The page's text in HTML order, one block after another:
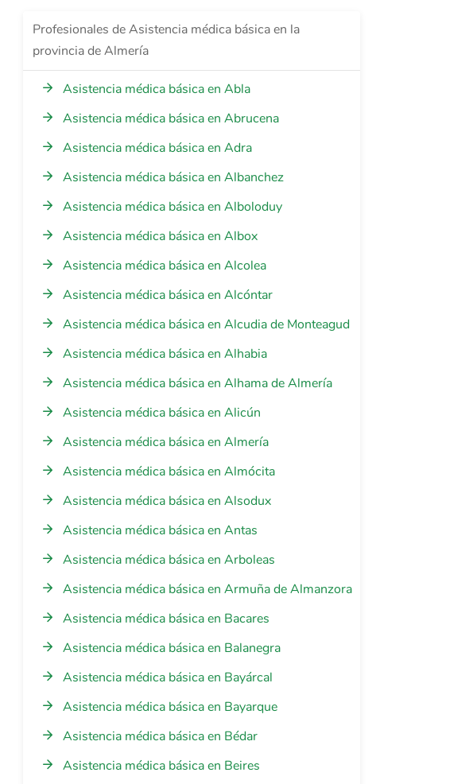
Profesionales de Asistencia médica básica en la
provincia de Almería
Asistencia médica básica en Abla
Asistencia médica básica en Abrucena
Asistencia médica básica en Adra
Asistencia médica básica en Albanchez
Asistencia médica básica en Alboloduy
Asistencia médica básica en Albox
Asistencia médica básica en Alcolea
Asistencia médica básica en Alcóntar
Asistencia médica básica en Alcudia de Monteagud
Asistencia médica básica en Alhabia
Asistencia médica básica en Alhama de Almería
Asistencia médica básica en Alicún
Asistencia médica básica en Almería
Asistencia médica básica en Almócita
Asistencia médica básica en Alsodux
Asistencia médica básica en Antas
Asistencia médica básica en Arboleas
Asistencia médica básica en Armuña de Almanzora
Asistencia médica básica en Bacares
Asistencia médica básica en Balanegra
Asistencia médica básica en Bayárcal
Asistencia médica básica en Bayarque
Asistencia médica básica en Bédar
Asistencia médica básica en Beires